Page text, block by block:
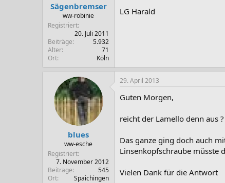
Sägenbremser
ww-robinie
Registriert
20. Juli 2011
Beiträge
5.932
Alter
71
Ort
Köln
LG Harald
blues
ww-esche
Registriert
7. November 2012
Beiträge
545
Ort
Spaichingen
29. April 2013
Guten Morgen,
reicht der Lamello denn aus
Das ganze ging doch auch
Linsenkopfschraube müsste
Vielen Dank für die Antwort